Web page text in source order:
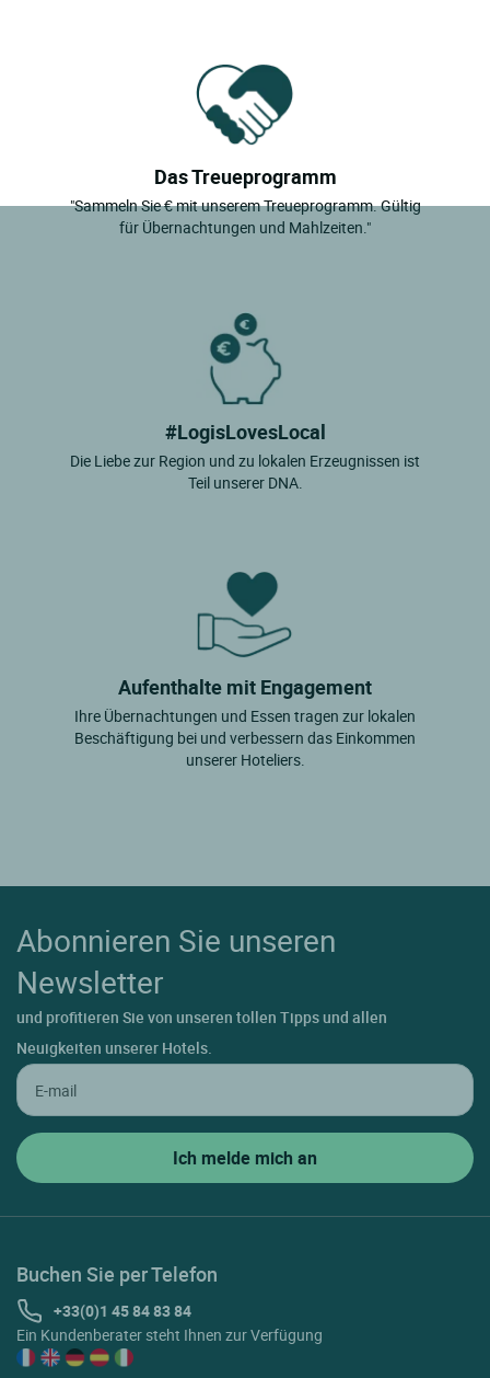
Das Treueprogramm
"Sammeln Sie € mit unserem Treueprogramm. Gültig
für Übernachtungen und Mahlzeiten."
#LogisLovesLocal
Die Liebe zur Region und zu lokalen Erzeugnissen ist
Teil unserer DNA.
Aufenthalte mit Engagement
Ihre Übernachtungen und Essen tragen zur lokalen
Beschäftigung bei und verbessern das Einkommen
unserer Hoteliers.
Abonnieren Sie unseren
Newsletter
und profitieren Sie von unseren tollen Tipps und allen
Neuigkeiten unserer Hotels.
Buchen Sie per Telefon
+33(0)1 45 84 83 84
Ein Kundenberater steht Ihnen zur Verfügung